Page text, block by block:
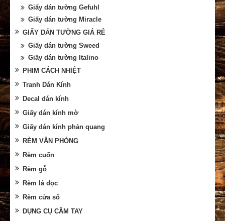
Giấy dán tường Gefuhl
Giấy dán tường Miracle
GIẤY DÁN TƯỜNG GIÁ RẺ
Giấy dán tường Sweed
Giấy dán tường Italino
PHIM CÁCH NHIỆT
Tranh Dán Kính
Decal dán kính
Giấy dán kính mờ
Giấy dán kính phản quang
RÈM VĂN PHÒNG
Rèm cuốn
Rèm gỗ
Rèm lá dọc
Rèm cửa sổ
DỤNG CỤ CẦM TAY